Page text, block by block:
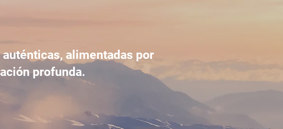
alimentadas por
profunda.